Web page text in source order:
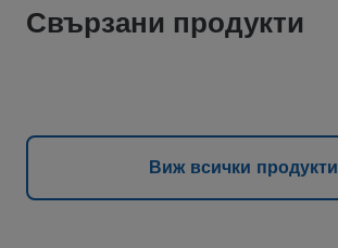
Свързани продукти
Виж всички продукти